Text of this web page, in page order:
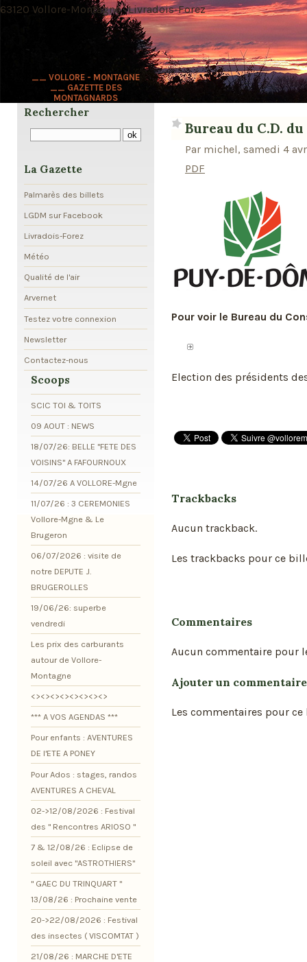
__ VOLLORE - MONTAGNE
__ GAZETTE DES
MONTAGNARDS
63120 Vollore-Montagne · Livradois-Forez
Bureau du C.D. du
Par michel, samedi 4
PDF
Pour voir le Bureau du
Election des présidents
Trackbacks
Aucun trackback.
Les trackbacks pour ce
Commentaires
Aucun commentaire pour
Ajouter un commentaire
Les commentaires pour
Rechercher
La Gazette
Palmarès des billets
LGDM sur Facebook
Livradois-Forez
Météo
Qualité de l'air
Arvernet
Testez votre connexion
Newsletter
Contactez-nous
Scoops
SCIC TOI & TOITS
09 AOUT : NEWS
18/07/26: BELLE "FETE DES
VOISINS" A FAFOURNOUX
14/07/26 A VOLLORE-Mgne
11/07/26 : 3 CEREMONIES
Vollore-Mgne & Le
Brugeron
06/07/2026 : visite de
notre DEPUTE J.
BRUGEROLLES
19/06/26: superbe
vendredi
Les prix des carburants
autour de Vollore-
Montagne
<><><><><><><><>
*** A VOS AGENDAS ***
Pour enfants : AVENTURES
DE l'ETE A PONEY
Pour Ados : stages, randos
AVENTURES A CHEVAL
02->12/08/2026 : Festival
des " Rencontres ARIOSO "
7 & 12/08/26 : Eclipse de
soleil avec "ASTROTHIERS"
" GAEC DU TRINQUART "
13/08/26 : Prochaine vente
20->22/08/2026 : Festival
des insectes ( VISCOMTAT )
21/08/26 : MARCHE D'ETE